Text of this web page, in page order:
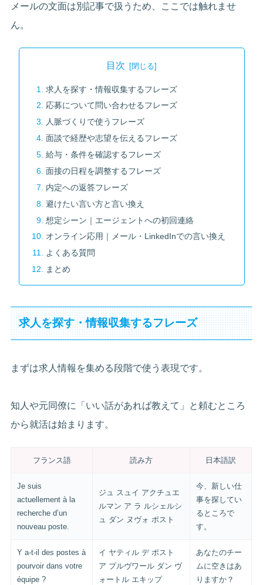
メールの文面は別記事で扱うため、ここでは触れませ
ん。
目次
求人を探す・情報収集するフレーズ
応募について問い合わせるフレーズ
人脈づくりで使うフレーズ
面談で経歴や志望を伝えるフレーズ
給与・条件を確認するフレーズ
面接の日程を調整するフレーズ
内定への返答フレーズ
避けたい言い方と言い換え
想定シーン｜エージェントへの初回連絡
オンライン応用｜メール・LinkedInでの言い換え
よくある質問
まとめ
求人を探す・情報収集するフレーズ
まずは求人情報を集める段階で使う表現です。
知人や元同僚に「いい話があれば教えて」と頼むところ
から就活は始まります。
フランス語 読み方 日本語訳
Je suis
actuellement à la
recherche d’un
nouveau poste.
ジュ スュイ アクチュエ
ルマン ア ラ ルシェルシ
ュ ダン ヌヴォ ポスト
今、新しい仕
事を探してい
るところで
す。
Y a-t-il des postes à
pourvoir dans votre
équipe ?
イ ヤティル デ ポスト
ア プルヴワール ダン ヴ
ォートル エキップ
あなたのチー
ムに空きはあ
りますか？